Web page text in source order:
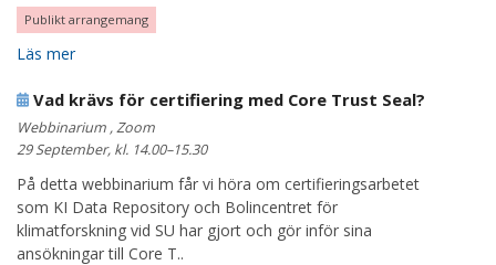
Publikt arrangemang
Läs mer
Vad krävs för certifiering med Core Trust Seal?
Webbinarium , Zoom
29 September, kl. 14.00–15.30
På detta webbinarium får vi höra om certifieringsarbetet
som KI Data Repository och Bolincentret för
klimatforskning vid SU har gjort och gör inför sina
ansökningar till Core T..